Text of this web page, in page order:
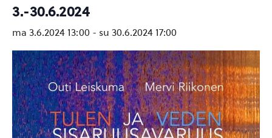
3.-30.6.2024
ma 3.6.2024 13:00 - su 30.6.2024 17:00